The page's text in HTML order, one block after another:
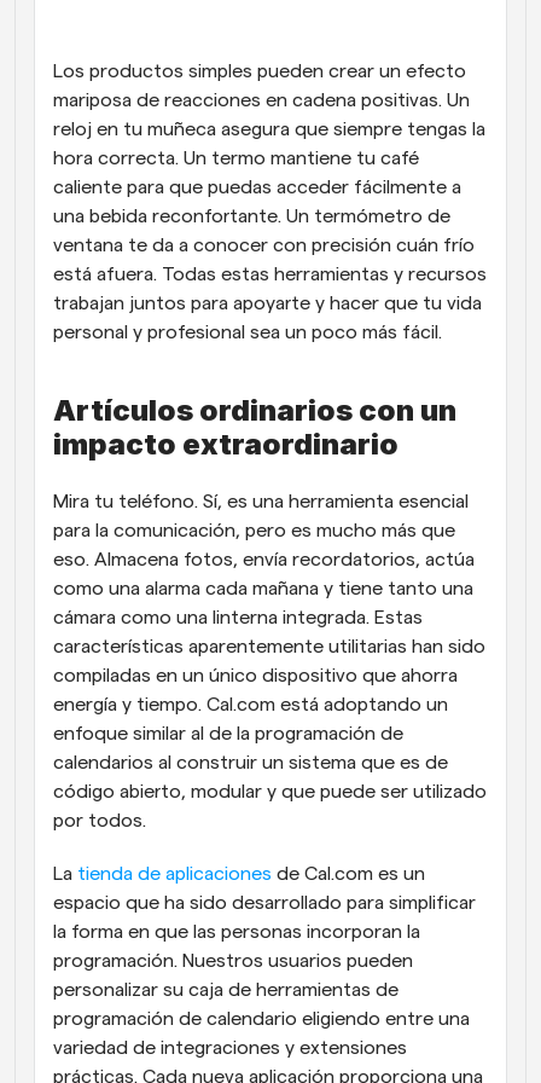
Programación potenciadda con llamadas
impulsadas por IA
Automatiza la programación y los recordatorios
Blog
Mantente al día con las últimas noticias y
actualizaciones
Reuniones Instantáneas
Reúnete con clientes en minutos
Enlaces de Grupo Dinámico
Reserva reuniones de forma fluida con varias personas
Recibe notificaciones cuando ocurra algo
Los productos simples pueden crear un efecto
mariposa de reacciones en cadena positivas. Un
reloj en tu muñeca asegura que siempre tengas la
hora correcta. Un termo mantiene tu café
caliente para que puedas acceder fácilmente a
una bebida reconfortante. Un termómetro de
ventana te da a conocer con precisión cuán frío
está afuera. Todas estas herramientas y recursos
trabajan juntos para apoyarte y hacer que tu vida
personal y profesional sea un poco más fácil.
Artículos ordinarios con un
impacto extraordinario
Mira tu teléfono. Sí, es una herramienta esencial
para la comunicación, pero es mucho más que
eso. Almacena fotos, envía recordatorios, actúa
como una alarma cada mañana y tiene tanto una
cámara como una linterna integrada. Estas
características aparentemente utilitarias han sido
compiladas en un único dispositivo que ahorra
energía y tiempo. Cal.com está adoptando un
enfoque similar al de la programación de
calendarios al construir un sistema que es de
código abierto, modular y que puede ser utilizado
por todos.
La tienda de aplicaciones de Cal.com es un
espacio que ha sido desarrollado para simplificar
la forma en que las personas incorporan la
programación. Nuestros usuarios pueden
personalizar su caja de herramientas de
programación de calendario eligiendo entre una
variedad de integraciones y extensiones
prácticas. Cada nueva aplicación proporciona una